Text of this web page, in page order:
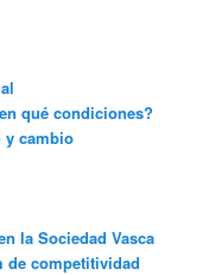
qué condiciones?
y cambio
la Sociedad Vasca
de competitividad